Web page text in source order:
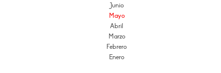
Junio
Mayo
Abril
Marzo
Febrero
Enero